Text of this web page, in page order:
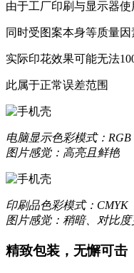
优质液态硅胶材质，一
更轻薄
数次改良模具，实现裸
让你爱不释手的舒适
由于工厂印刷与显示器
同时受图案本身等质量因
实际印花效果可能无法
此属于正常误差范围
电脑显示色彩模式：RGB
图片感觉：高亮且鲜艳
印刷品色彩模式：CMYK
图片感觉：稍暗、对比度
精致包装，无懈可击